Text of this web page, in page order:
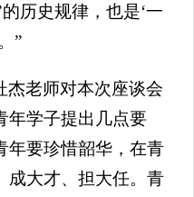
历史规律，也是‘一
”
杰老师对本次座谈会
年学子提出几点要
年要珍惜韶华，在青
成大才、担大任。青